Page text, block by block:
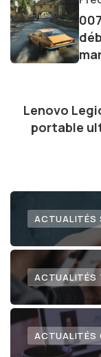
d'une
dernières
avec
l'exploration
technologie
lecteurs un
numérique
Lenovo
portable
ACTUALITÉS
ACTUALITÉS
ACTUALITÉS